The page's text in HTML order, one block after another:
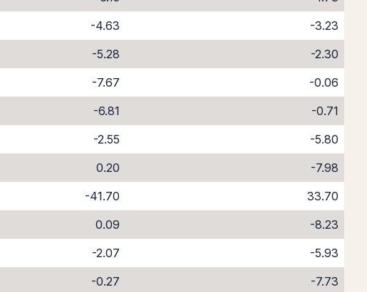
-4.63
-3.23
-5.28
-2.30
-7.67
-0.06
-6.81
-0.71
-2.55
-5.80
0.20
-7.98
-41.70
33.70
0.09
-8.23
-2.07
-5.93
-0.27
-7.73